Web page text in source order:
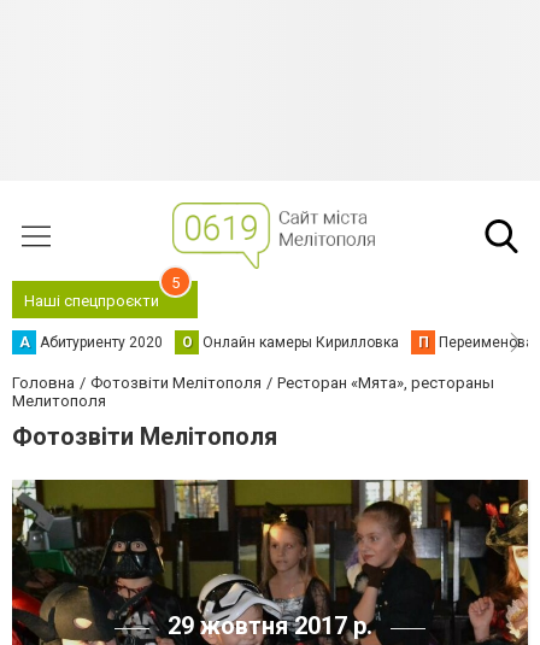
Наші спецпроєкти
5
А Абитуриенту 2020 О Онлайн камеры Кирилловка П
Головна Фотозвіти Мелітополя
Ресторан «Мята», рестораны
Мелитополя
Фотозвіти Мелітополя
29 жовтня 2017 р.